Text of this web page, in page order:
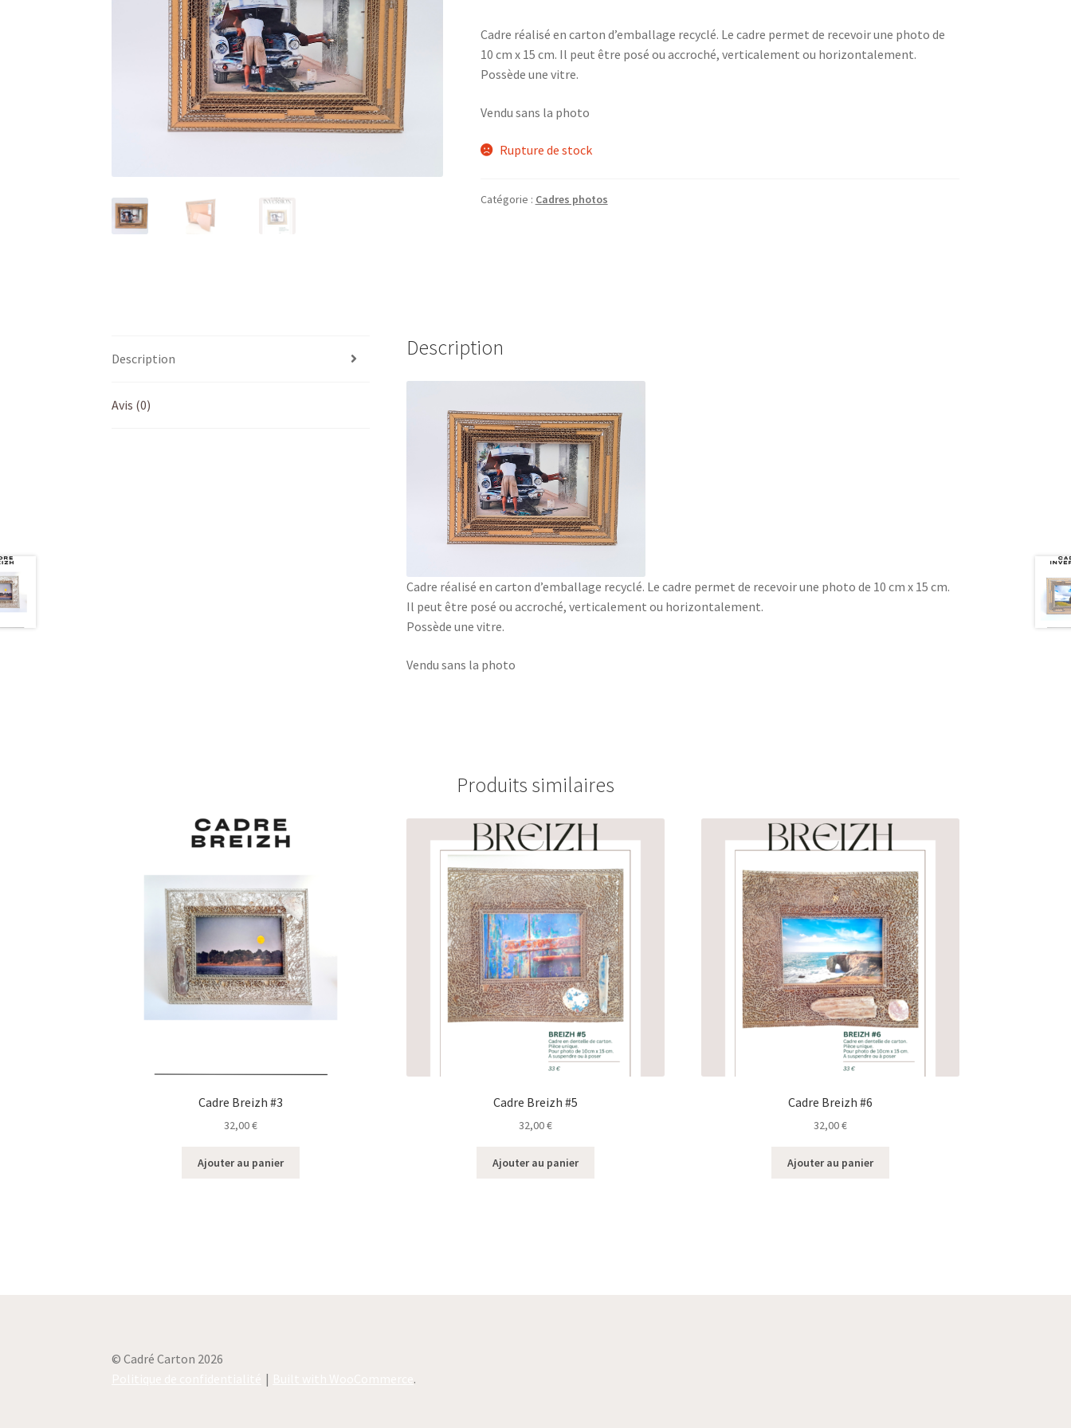
Cadre réalisé en carton d’emballage recyclé. Le cadre permet de recevoir une photo de
10 cm x 15 cm. Il peut être posé ou accroché, verticalement ou horizontalement.
Possède une vitre.
Vendu sans la photo
Rupture de stock
Catégorie : Cadres photos
Description
Avis (0)
Description
Cadre réalisé en carton d’emballage recyclé. Le cadre permet de recevoir une photo de 10 cm x 15 cm.
Il peut être posé ou accroché, verticalement ou horizontalement.
Possède une vitre.
Vendu sans la photo
Produits similaires
Cadre Breizh #3
32,00€
Ajouter au panier
Cadre Breizh #5
32,00€
Ajouter au panier
Cadre Breizh #6
32,00€
Ajouter au panier
© Cadré Carton 2026
.